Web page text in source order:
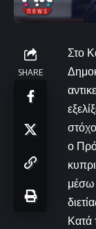
SHARE
Στο
ο
μέσω
Κατά